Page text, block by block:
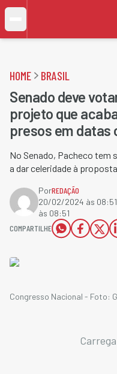
HOME BRASIL
Senado deve
projeto que
presos em
No Senado, Pacheco tem
a dar celeridade à
PorREDAÇÃO
20/02/2024 às 08:51
às 08:51
COMPARTILHE
Congresso Nacional - Foto: